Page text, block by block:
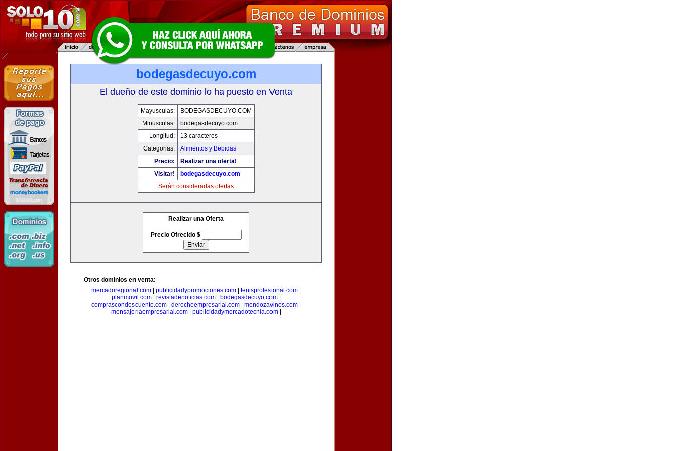
bodegasdecuyo.com
El dueño de este dominio lo ha puesto en Venta
Mayusculas:
BODEGASDECUYO.COM
Minusculas:
bodegasdecuyo.com
Longitud:
13 caracteres
Categorias:
Alimentos y Bebidas
Precio:
Realizar una oferta!
Visitar!
bodegasdecuyo.com
Serán consideradas ofertas
Realizar una Oferta
Precio Ofrecido $
Otros dominios en venta:
mercadoregional.com
publicidadypromociones.com tenisprofesional.com
planmovil.com| revistadenoticias.com| bodegasdecuyo.com|
comprascondescuento.com
derechoempresarial.com mendozavinos.com
mensajeriaempresarial.com| publicidadymercadotecnia.com|